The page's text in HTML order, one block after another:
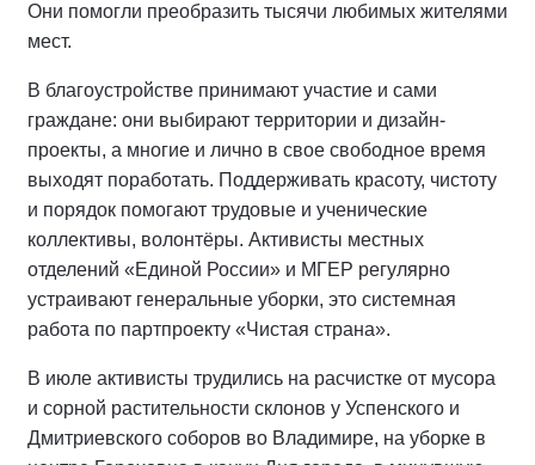
Они помогли преобразить тысячи любимых жителями
мест.
В благоустройстве принимают участие и сами
граждане: они выбирают территории и дизайн-
проекты, а многие и лично в свое свободное время
выходят поработать. Поддерживать красоту, чистоту
и порядок помогают трудовые и ученические
коллективы, волонтёры. Активисты местных
отделений «Единой России» и МГЕР регулярно
устраивают генеральные уборки, это системная
работа по партпроекту «Чистая страна».
В июле активисты трудились на расчистке от мусора
и сорной растительности склонов у Успенского и
Дмитриевского соборов во Владимире, на уборке в